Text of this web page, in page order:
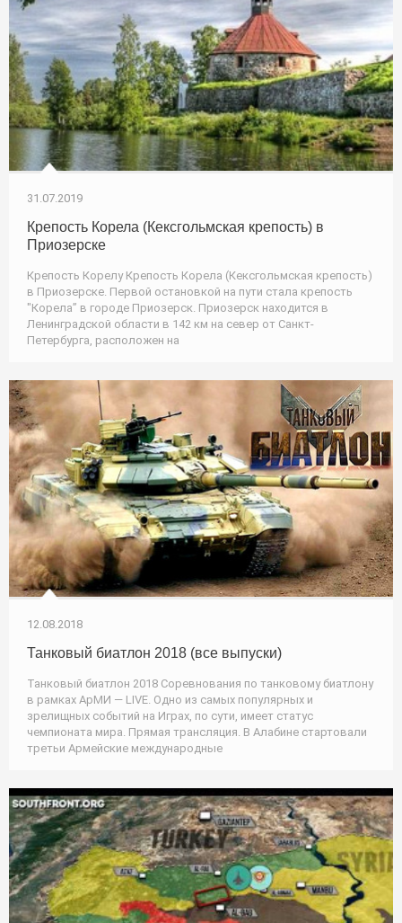
31.07.2019
Крепость Корела (Кексгольмская крепость) в
Приозерске
Крепость Корелу Крепость Корела (Кексгольмская крепость)
в Приозерске. Первой остановкой на пути стала крепость
"Корела” в городе Приозерск. Приозерск находится в
Ленинградской области в 142 км на север от Санкт-
Петербурга, расположен на
12.08.2018
Танковый биатлон 2018 (все выпуски)
Танковый биатлон 2018 Соревнования по танковому биатлону
в рамках АрМИ — LIVE. Одно из самых популярных и
зрелищных событий на Играх, по сути, имеет статус
чемпионата мира. Прямая трансляция. В Алабине стартовали
третьи Армейские международные